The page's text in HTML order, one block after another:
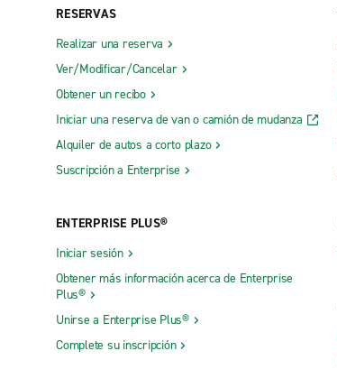
RESERVAS
Realizar una reserva
Ver/Modificar/Cancelar
Obtener un recibo
Iniciar una reserva de van o camión de mudanza
Alquiler de autos a corto plazo
Suscripción a Enterprise
ENTERPRISE PLUS®
Iniciar sesión
Obtener más información acerca de Enterprise
Plus®
Unirse a Enterprise Plus®
Complete su inscripción